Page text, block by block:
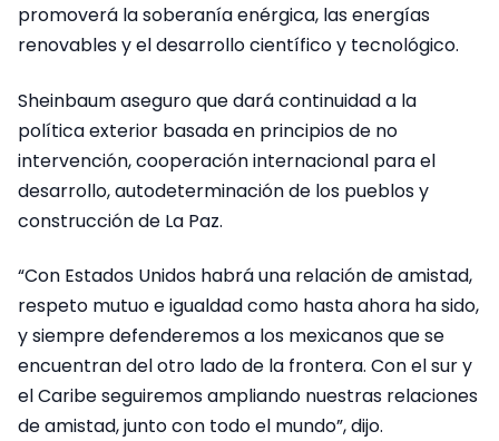
promoverá la soberanía enérgica, las energías
renovables y el desarrollo científico y tecnológico.
Sheinbaum aseguro que dará continuidad a la
política exterior basada en principios de no
intervención, cooperación internacional para el
desarrollo, autodeterminación de los pueblos y
construcción de La Paz.
“Con Estados Unidos habrá una relación de amistad,
respeto mutuo e igualdad como hasta ahora ha sido,
y siempre defenderemos a los mexicanos que se
encuentran del otro lado de la frontera. Con el sur y
el Caribe seguiremos ampliando nuestras relaciones
de amistad, junto con todo el mundo”, dijo.